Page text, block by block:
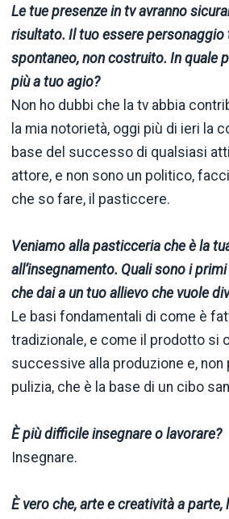
Le tue presenze in tv avranno
risultato. Il tuo essere personaggio
spontaneo, non costruito. In quale
più a tuo agio?
Non ho dubbi che la tv abbia
la mia notorietà, oggi più di ieri la
base del successo di qualsiasi
attore, e non sono un politico,
che so fare, il pasticcere.
Veniamo alla pasticceria che è la
all’insegnamento. Quali sono i
che dai a un tuo allievo che vuole
Le basi fondamentali di come è
tradizionale, e come il prodotto si
successive alla produzione e, non
pulizia, che è la base di un cibo
È più difficile insegnare o lavorare?
Insegnare.
È vero che, arte e creatività a